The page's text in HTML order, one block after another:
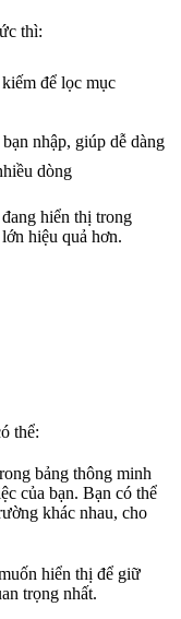
thì:
để lọc mục
nhập, giúp dễ dàng
dòng
hiển thị trong
hiệu quả hơn.
thể:
bảng thông minh
của bạn. Bạn có thể
khác nhau, cho
hiển thị để giữ
trọng nhất.